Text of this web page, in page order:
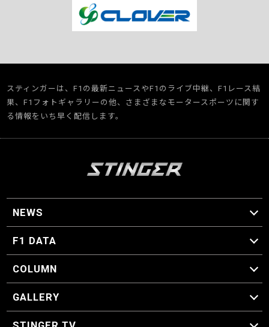
スティンガーは、F1の最新ニュースやF1のライブ中継、F1レース結
果、F1フォトギャラリーの他、さまざまなモータースポーツに関す
る情報をいち早く配信します。
NEWS
F1 ニュース
F1 DATA
F1 日程
F1 データ
COLUMN
マイ・ワンダフル・サーキット
スクーデリア・一方通行
F1に燃え、ゴルフに泣く日々。
スティングくんの部屋
GALLERY
GALLERY